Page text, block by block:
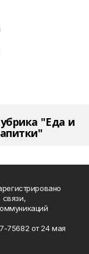
"Еда и
75682 от 24 мая